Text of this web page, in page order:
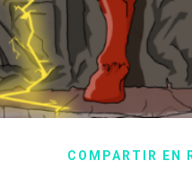
COMPARTIR EN